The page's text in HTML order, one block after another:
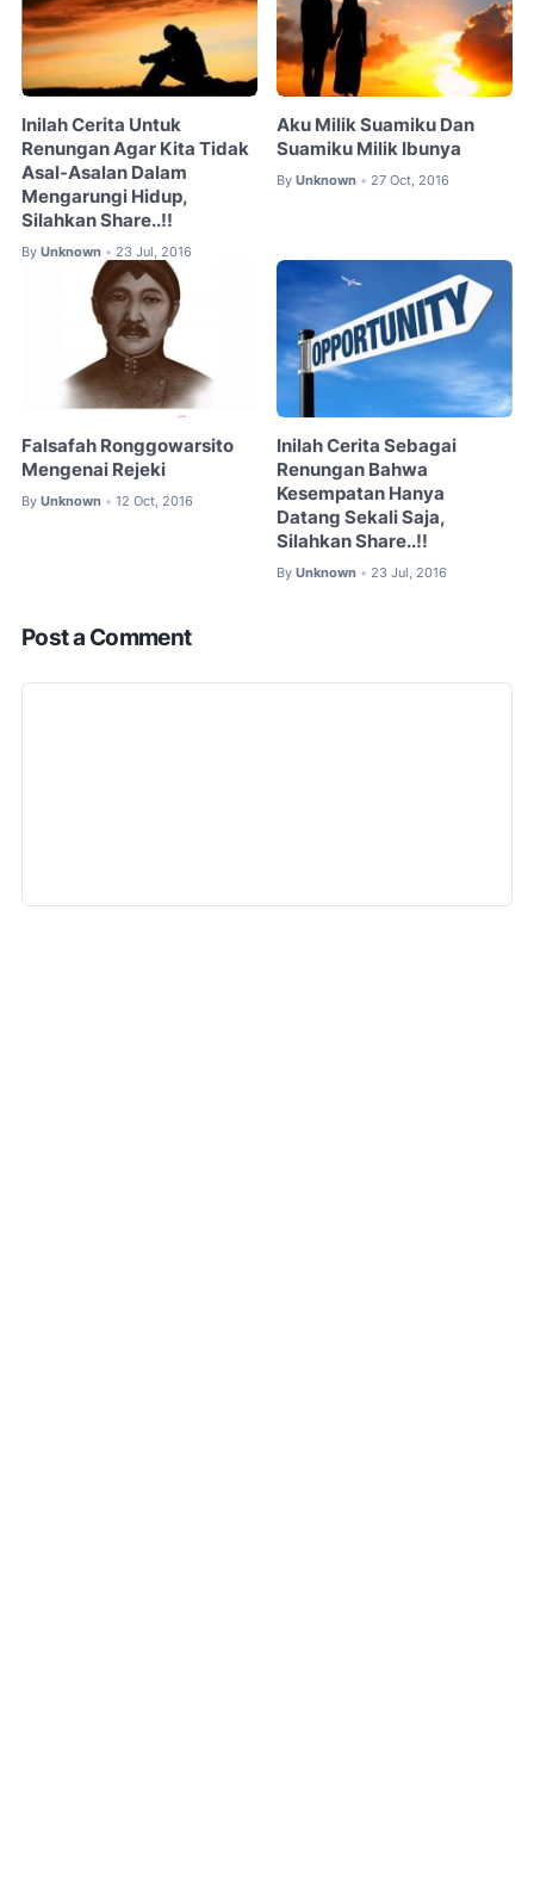
Inilah Cerita Untuk
Renungan Agar Kita Tidak
Asal-Asalan Dalam
Mengarungi Hidup,
Silahkan Share..!!
By Unknown • 23 Jul, 2016
Aku Milik Suamiku Dan
Suamiku Milik Ibunya
By Unknown • 27 Oct, 2016
Falsafah Ronggowarsito
Mengenai Rejeki
By Unknown • 12 Oct, 2016
Inilah Cerita Sebagai
Renungan Bahwa
Kesempatan Hanya
Datang Sekali Saja,
Silahkan Share..!!
By Unknown • 23 Jul, 2016
Post a Comment